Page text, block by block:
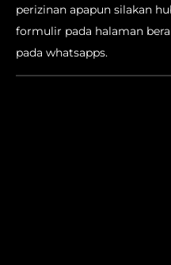
perizinan apapun silakan
formulir pada halaman
pada whatsapps.